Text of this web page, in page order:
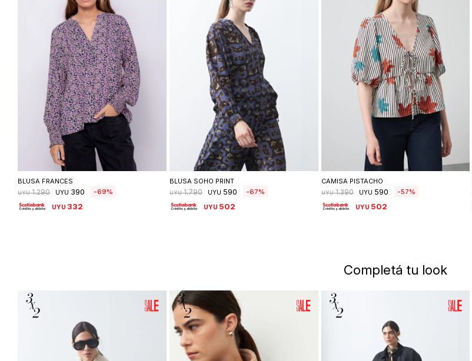
Seleccionar talle
BLUSA FRANCES
UYU 1.290 UYU 390 69
UYU 332
Seleccionar talle
BLUSA SOHO PRINT
UYU 1.790 UYU 590 67
UYU 502
Seleccionar talle
CAMISA PISTACHO
UYU 1.390 UYU 590 57
UYU 502
Completá tu look